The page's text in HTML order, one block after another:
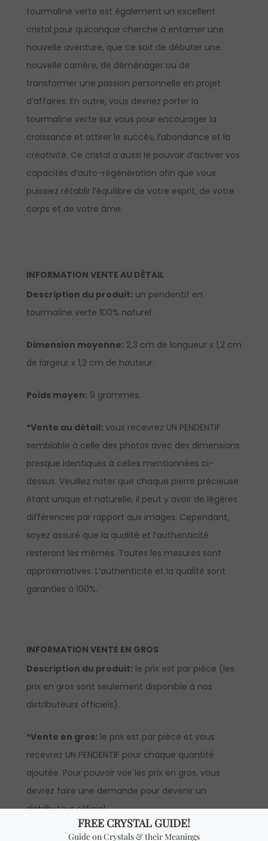
tourmaline verte est également un excellent
cristal pour quiconque cherche à entamer une
nouvelle aventure, que ce soit de débuter une
nouvelle carrière, de déménager ou de
transformer une passion personnelle en projet
d’affaires. En outre, vous devriez porter la
tourmaline verte sur vous pour encourager la
croissance et attirer le succès, l’abondance et la
créativité. Ce cristal a aussi le pouvoir d’activer vos
capacités d’auto-régénération afin que vous
puissiez rétablir l’équilibre de votre esprit, de votre
corps et de votre âme.
INFORMATION VENTE AU DÉTAIL
Description du produit: un pendentif en
tourmaline verte 100% naturel.
Dimension moyenne: 2,3 cm de longueur x 1,2 cm
de largeur x 1,2 cm de hauteur.
Poids moyen: 9 grammes.
*Vente au détail: vous recevrez UN PENDENTIF
semblable à celle des photos avec des dimensions
presque identiques à celles mentionnées ci-
dessus. Veuillez noter que chaque pierre précieuse
étant unique et naturelle, il peut y avoir de légères
différences par rapport aux images. Cependant,
soyez assuré que la qualité et l’authenticité
resteront les mêmes. Toutes les mesures sont
approximatives. L’authenticité et la qualité sont
garanties à 100%.
INFORMATION VENTE EN GROS
Description du produit: le prix est par pièce (les
prix en gros sont seulement disponible à nos
distributeurs officiels).
*Vente en gros: le prix est par pièce et vous
recevrez UN PENDENTIF pour chaque quantité
ajoutée. Pour pouvoir voir les prix en gros, vous
devrez faire une demande pour devenir un
distributeur officiel.